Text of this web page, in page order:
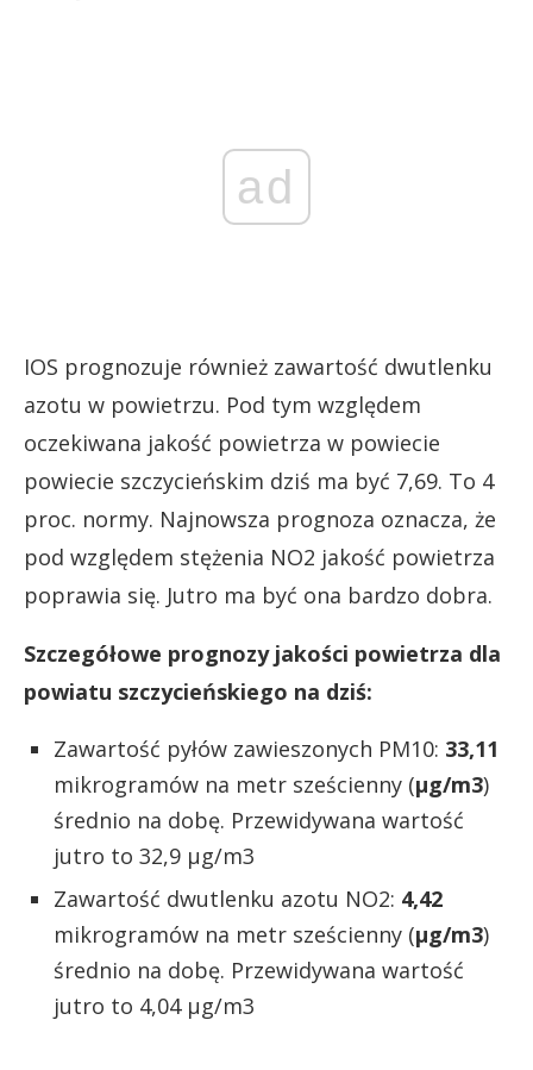
ad
IOS prognozuje również zawartość dwutlenku
azotu w powietrzu. Pod tym względem
oczekiwana jakość powietrza w powiecie
powiecie szczycieńskim dziś ma być 7,69. To 4
proc. normy. Najnowsza prognoza oznacza, że
pod względem stężenia NO2 jakość powietrza
poprawia się. Jutro ma być ona bardzo dobra.
Szczegółowe prognozy jakości powietrza dla
powiatu szczycieńskiego na dziś:
Zawartość pyłów zawieszonych PM10: 33,11
mikrogramów na metr sześcienny (µg/m3)
średnio na dobę. Przewidywana wartość
jutro to 32,9 µg/m3
Zawartość dwutlenku azotu NO2: 4,42
mikrogramów na metr sześcienny (µg/m3)
średnio na dobę. Przewidywana wartość
jutro to 4,04 µg/m3